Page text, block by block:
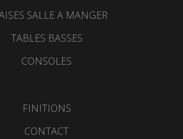
SALLE A MANGER
TABLES BASSES
CONSOLES
FINITIONS
CONTACT